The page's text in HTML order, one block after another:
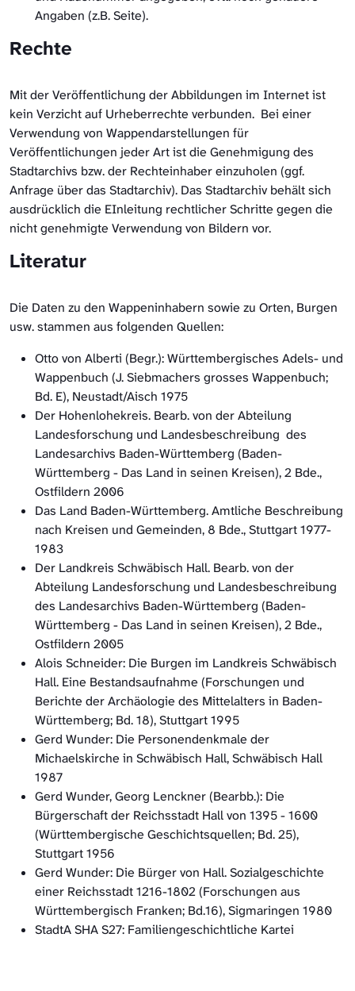
Angaben (z.B. Seite).
Rechte
Mit der Veröffentlichung der Abbildungen im Internet ist
kein Verzicht auf Urheberrechte verbunden. Bei einer
Verwendung von Wappendarstellungen für
Veröffentlichungen jeder Art ist die Genehmigung des
Stadtarchivs bzw. der Rechteinhaber einzuholen (ggf.
Anfrage über das Stadtarchiv). Das Stadtarchiv behält sich
ausdrücklich die EInleitung rechtlicher Schritte gegen die
nicht genehmigte Verwendung von Bildern vor.
Literatur
Die Daten zu den Wappeninhabern sowie zu Orten, Burgen
usw. stammen aus folgenden Quellen:
Otto von Alberti (Begr.): Württembergisches Adels- und
Wappenbuch (J. Siebmachers grosses Wappenbuch;
Bd. E), Neustadt/Aisch 1975
Der Hohenlohekreis. Bearb. von der Abteilung
Landesforschung und Landesbeschreibung des
Landesarchivs Baden-Württemberg (Baden-
Württemberg - Das Land in seinen Kreisen), 2 Bde.,
Ostfildern 2006
Das Land Baden-Württemberg. Amtliche Beschreibung
nach Kreisen und Gemeinden, 8 Bde., Stuttgart 1977-
1983
Der Landkreis Schwäbisch Hall. Bearb. von der
Abteilung Landesforschung und Landesbeschreibung
des Landesarchivs Baden-Württemberg (Baden-
Württemberg - Das Land in seinen Kreisen), 2 Bde.,
Ostfildern 2005
Alois Schneider: Die Burgen im Landkreis Schwäbisch
Hall. Eine Bestandsaufnahme (Forschungen und
Berichte der Archäologie des Mittelalters in Baden-
Württemberg; Bd. 18), Stuttgart 1995
Gerd Wunder: Die Personendenkmale der
Michaelskirche in Schwäbisch Hall, Schwäbisch Hall
1987
Gerd Wunder, Georg Lenckner (Bearbb.): Die
Bürgerschaft der Reichsstadt Hall von 1395 - 1600
(Württembergische Geschichtsquellen; Bd. 25),
Stuttgart 1956
Gerd Wunder: Die Bürger von Hall. Sozialgeschichte
einer Reichsstadt 1216-1802 (Forschungen aus
Württembergisch Franken; Bd.16), Sigmaringen 1980
StadtA SHA S27: Familiengeschichtliche Kartei